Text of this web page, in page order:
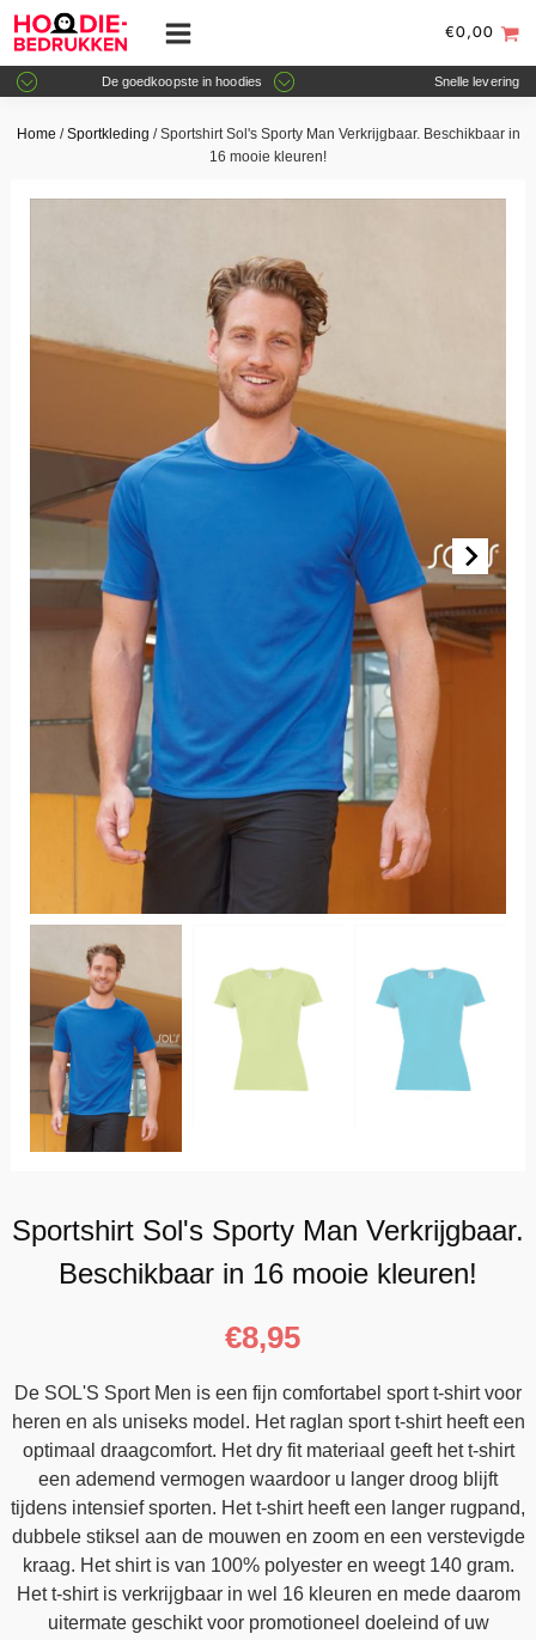
€0,00
De goedkoopste in hoodies Snelle levering
Home /Sportkleding / Sportshirt Sol's Sporty Man Verkrijgbaar. Beschikbaar in
16 mooie kleuren!
Sportshirt Sol's Sporty Man Verkrijgbaar.
Beschikbaar in 16 mooie kleuren!
€8,95
De SOL'S Sport Men is een fijn comfortabel sport t-shirt voor
heren en als uniseks model. Het raglan sport t-shirt heeft een
optimaal draagcomfort. Het dry fit materiaal geeft het t-shirt
een ademend vermogen waardoor u langer droog blijft
tijdens intensief sporten. Het t-shirt heeft een langer rugpand,
dubbele stiksel aan de mouwen en zoom en een verstevigde
kraag. Het shirt is van 100% polyester en weegt 140 gram.
Het t-shirt is verkrijgbaar in wel 16 kleuren en mede daarom
uitermate geschikt voor promotioneel doeleind of uw